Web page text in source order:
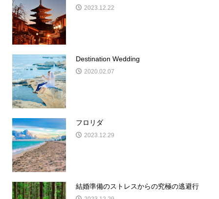
2023.12.22
Destination Wedding
2020.02.07
フロリダ
2023.12.29
結婚準備のストレスからの究極の逃避行